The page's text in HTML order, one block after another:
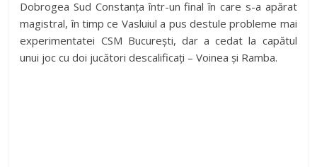
Dobrogea Sud Constanța într-un final în care s-a apărat
magistral, în timp ce Vasluiul a pus destule probleme mai
experimentatei CSM București, dar a cedat la capătul
unui joc cu doi jucători descalificați – Voinea și Ramba.